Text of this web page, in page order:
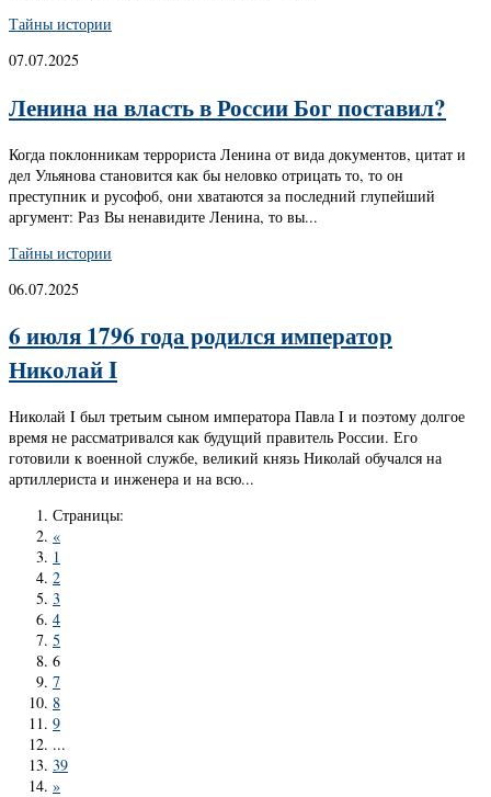
Тайны истории
07.07.2025
Ленина на власть в России Бог поставил?
Когда поклонникам террориста Ленина от вида документов, цитат и
дел Ульянова становится как бы неловко отрицать то, то он
преступник и русофоб, они хватаются за последний глупейший
аргумент: Раз Вы ненавидите Ленина, то вы...
Тайны истории
06.07.2025
6 июля 1796 года родился император
Николай I
Николай I был третьим сыном императора Павла I и поэтому долгое
время не рассматривался как будущий правитель России. Его
готовили к военной службе, великий князь Николай обучался на
артиллериста и инженера и на всю...
Страницы:
«
1
2
3
4
5
6
7
8
9
...
39
»